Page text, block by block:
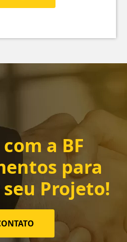
a BF
para
Projeto!